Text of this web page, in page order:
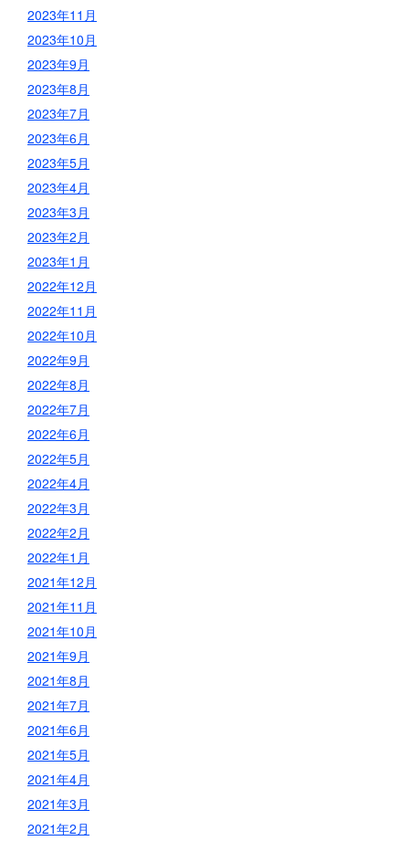
2023年11月
2023年10月
2023年9月
2023年8月
2023年7月
2023年6月
2023年5月
2023年4月
2023年3月
2023年2月
2023年1月
2022年12月
2022年11月
2022年10月
2022年9月
2022年8月
2022年7月
2022年6月
2022年5月
2022年4月
2022年3月
2022年2月
2022年1月
2021年12月
2021年11月
2021年10月
2021年9月
2021年8月
2021年7月
2021年6月
2021年5月
2021年4月
2021年3月
2021年2月